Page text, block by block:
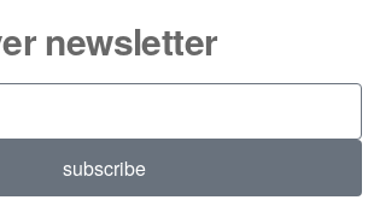
newsletter
subscribe